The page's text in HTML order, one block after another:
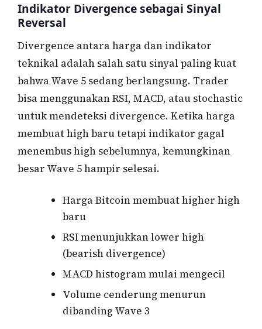
Indikator Divergence sebagai Sinyal
Reversal
Divergence antara harga dan indikator
teknikal adalah salah satu sinyal paling kuat
bahwa Wave 5 sedang berlangsung. Trader
bisa menggunakan RSI, MACD, atau stochastic
untuk mendeteksi divergence. Ketika harga
membuat high baru tetapi indikator gagal
menembus high sebelumnya, kemungkinan
besar Wave 5 hampir selesai.
Harga Bitcoin membuat higher high
baru
RSI menunjukkan lower high
(bearish divergence)
MACD histogram mulai mengecil
Volume cenderung menurun
dibanding Wave 3